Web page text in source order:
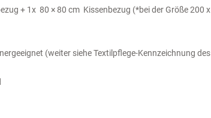
+ 1x 80 × 80 cm Kissenbezug (*bei der Größe 200 x
(weiter siehe Textilpflege-Kennzeichnung des